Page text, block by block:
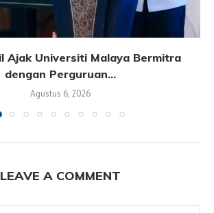
Ajak Universiti Malaya Bermitra
dengan Perguruan...
Agustus 6, 2026
LEAVE A COMMENT